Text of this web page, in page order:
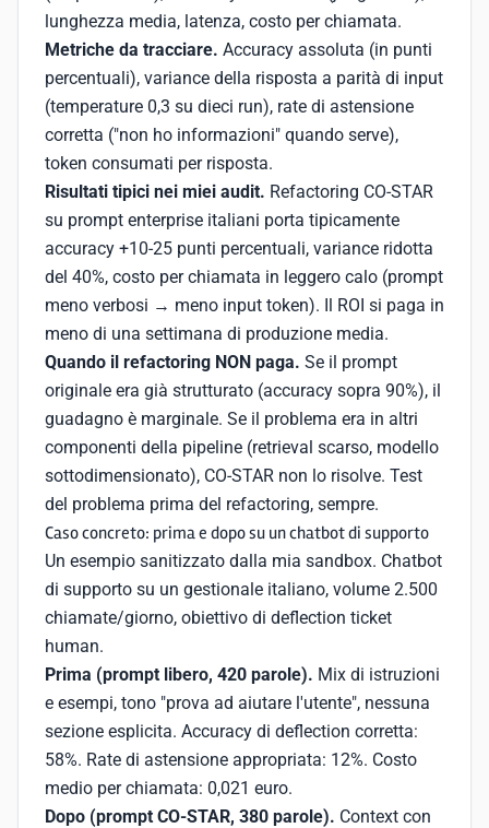
lunghezza media, latenza, costo per chiamata.
Metriche da tracciare. Accuracy assoluta (in punti
percentuali), variance della risposta a parità di input
(temperature 0,3 su dieci run), rate di astensione
corretta ("non ho informazioni" quando serve),
token consumati per risposta.
Risultati tipici nei miei audit. Refactoring CO-STAR
su prompt enterprise italiani porta tipicamente
accuracy +10-25 punti percentuali, variance ridotta
del 40%, costo per chiamata in leggero calo (prompt
meno verbosi → meno input token). Il ROI si paga in
meno di una settimana di produzione media.
Quando il refactoring NON paga. Se il prompt
originale era già strutturato (accuracy sopra 90%), il
guadagno è marginale. Se il problema era in altri
componenti della pipeline (retrieval scarso, modello
sottodimensionato), CO-STAR non lo risolve. Test
del problema prima del refactoring, sempre.
Caso concreto: prima e dopo su un chatbot di supporto
Un esempio sanitizzato dalla mia sandbox. Chatbot
di supporto su un gestionale italiano, volume 2.500
chiamate/giorno, obiettivo di deflection ticket
human.
Prima (prompt libero, 420 parole). Mix di istruzioni
e esempi, tono "prova ad aiutare l'utente", nessuna
sezione esplicita. Accuracy di deflection corretta:
58%. Rate di astensione appropriata: 12%. Costo
medio per chiamata: 0,021 euro.
Dopo (prompt CO-STAR, 380 parole). Context con